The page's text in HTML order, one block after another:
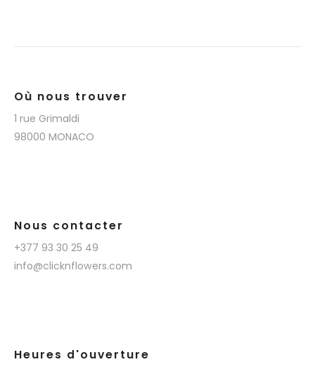
Où nous trouver
1 rue Grimaldi
98000 MONACO
Nous contacter
+377 93 30 25 49
info@clicknflowers.com
Heures d'ouverture